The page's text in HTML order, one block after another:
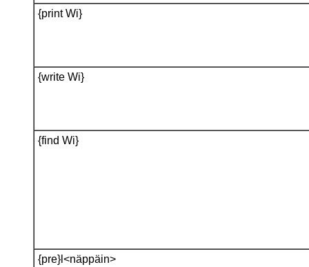
{print Wi}
{write Wi}
{find Wi}
{pre}l<näppäin>